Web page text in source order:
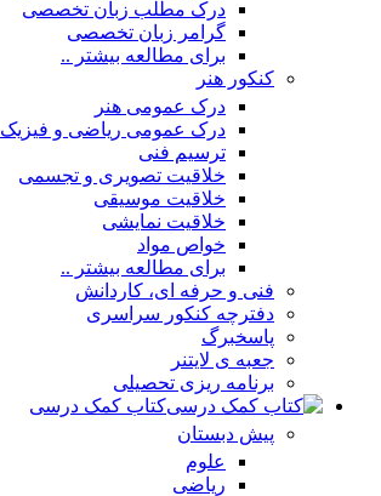
درک مطلب زبان تخصصی
گرامر زبان تخصصی
برای مطالعه بیشتر ..
کنکور هنر
درک عمومی هنر
درک عمومی ریاضی و فیزیک
ترسیم فنی
خلاقیت تصویری و تجسمی
خلاقیت موسیقی
خلاقیت نمایشی
خواص مواد
برای مطالعه بیشتر ..
فنی و حرفه ای، کاردانش
دفترچه کنکور سراسری
پاسخبرگ
جعبه ی لایتنر
برنامه ریزی تحصیلی
کتاب کمک درسی
پیش دبستان
علوم
ریاضی